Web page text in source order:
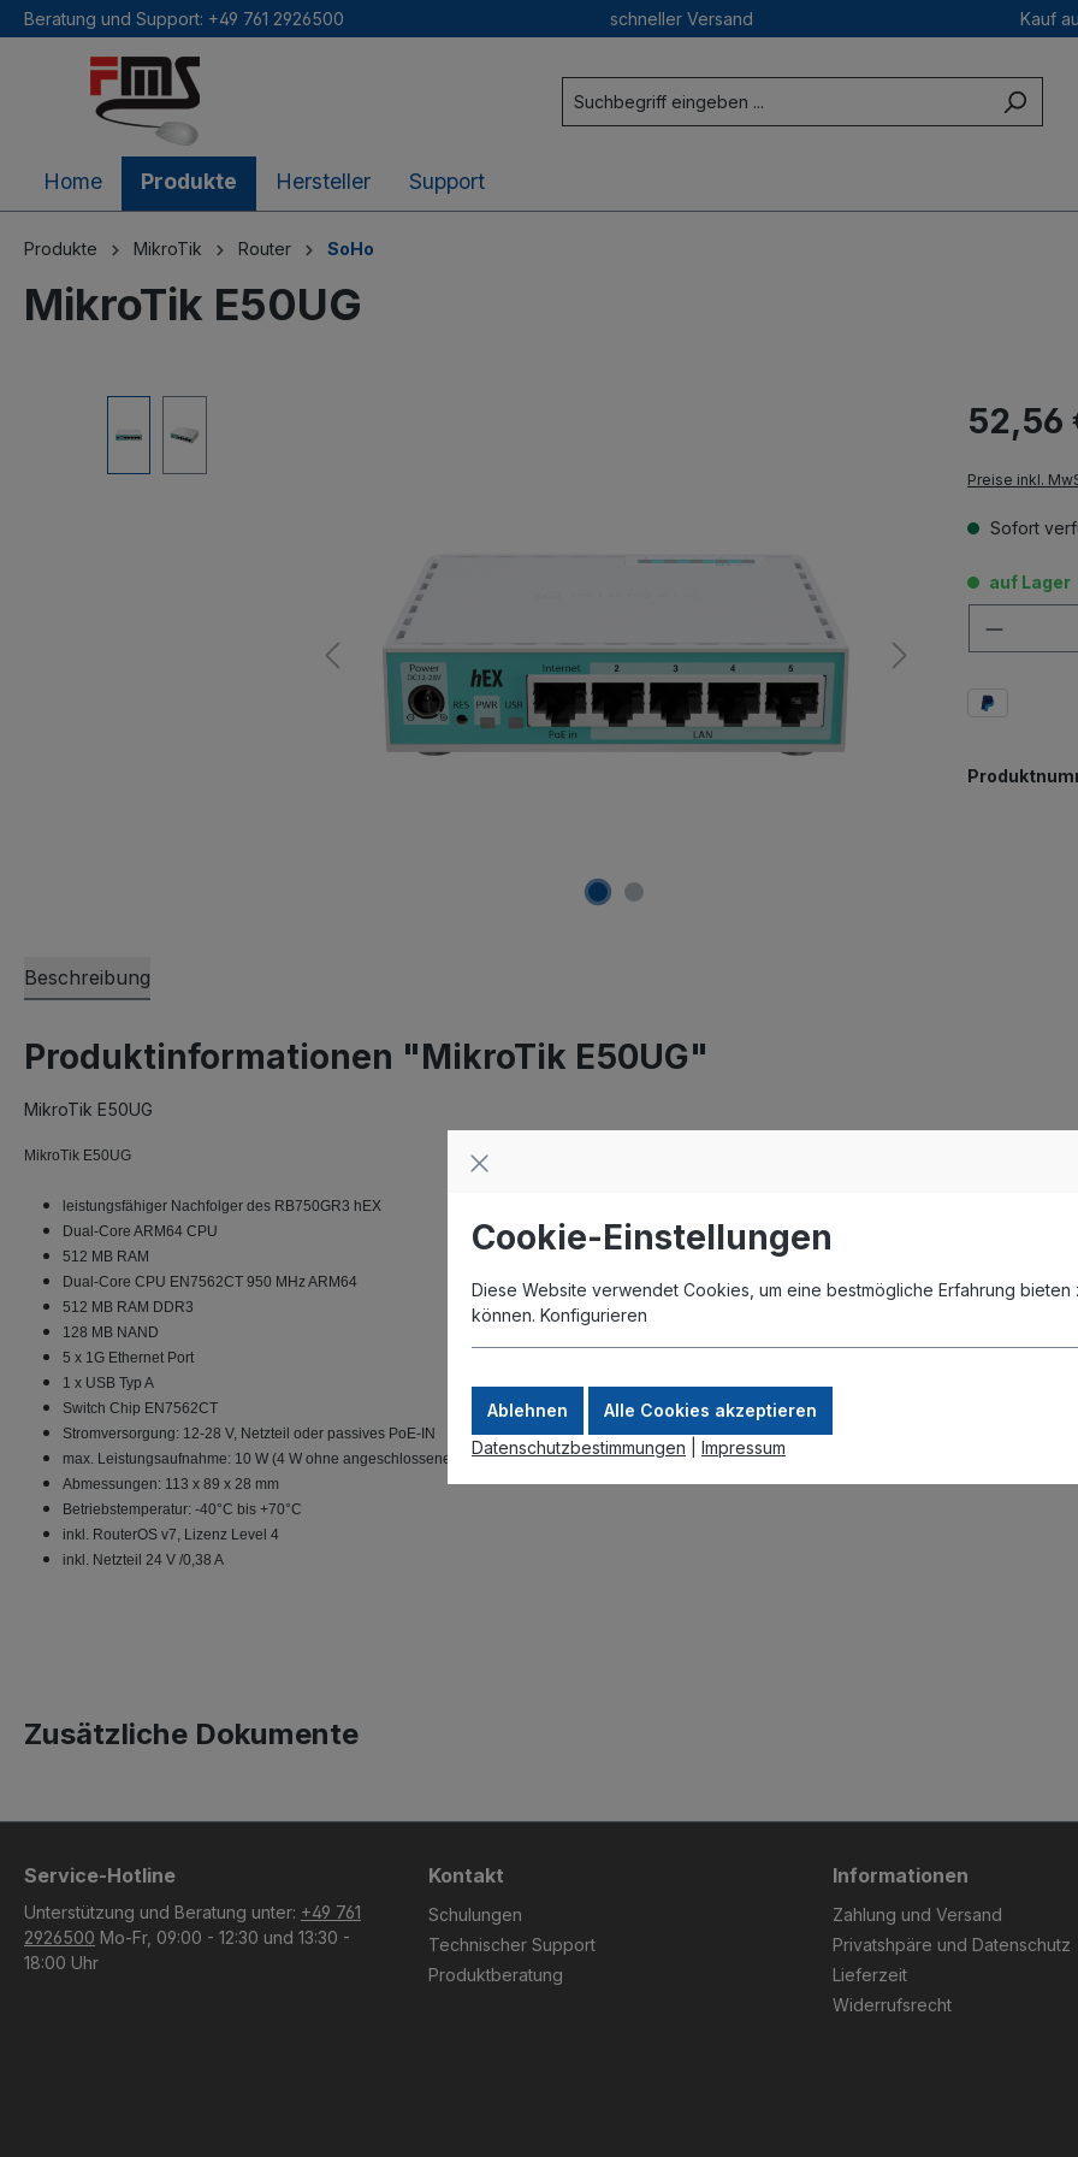
springen
Beratung und Support: +49 761 2926500 schneller Versand Kauf
Home Produkte Hersteller Support
Produkte MikroTik Router SoHo
MikroTik E50UG
52,56
Preise inkl.
Sofort
auf Lager
Beschreibung
Produktinformationen "MikroTik E50UG"
MikroTik E50UG
MikroTik E50UG
leistungsfähiger Nachfolger des RB750GR3 hEX
Dual-Core ARM64 CPU
512 MB RAM
Dual-Core CPU EN7562CT 950 MHz ARM64
512 MB RAM DDR3
128 MB NAND
5 x 1G Ethernet Port
1 x USB Typ A
Switch Chip EN7562CT
Stromversorgung: 12-28 V, Netzteil oder passives PoE-IN
max. Leistungsaufnahme: 10 W (4 W ohne angeschlossene Geräte)
Abmessungen: 113 x 89 x 28 mm
Betriebstemperatur: -40°C bis +70°C
inkl. RouterOS v7, Lizenz Level 4
inkl. Netzteil 24 V /0,38 A
Zusätzliche Dokumente
Service-Hotline
Unterstützung und Beratung unter: +49 761
2926500 Mo-Fr, 09:00 - 12:30 und 13:30 -
18:00 Uhr
Kontakt
Schulungen
Technischer Support
Produktberatung
Informationen
Zahlung und Versand
Privatshpäre und Datenschutz
Lieferzeit
Widerrufsrecht
Cookie-Einstellungen
Diese Website verwendet Cookies, um eine bestmögliche Erfahrung bieten
können. Konfigurieren
Ablehnen
Alle Cookies akzeptieren
Datenschutzbestimmungen
Impressum